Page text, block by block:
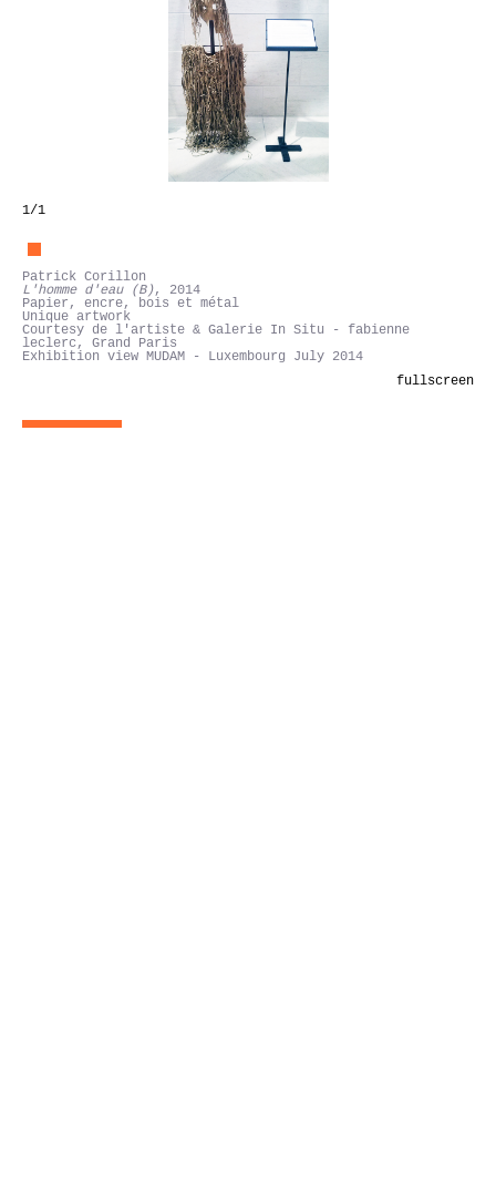
1/1
Patrick Corillon
L'homme d'eau (B), 2014
Papier, encre, bois et métal
Unique artwork
Courtesy de l'artiste & Galerie In Situ - fabienne
leclerc, Grand Paris
Exhibition view MUDAM - Luxembourg July 2014
fullscreen